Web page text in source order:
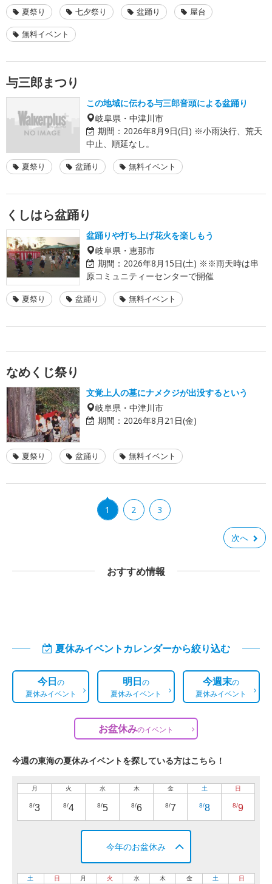
夏祭り 七夕祭り 盆踊り 屋台
無料イベント
与三郎まつり
この地域に伝わる与三郎音頭による盆踊り
岐阜県・中津川市
期間： 2026年8月9日(日) ※小雨決行、荒天
中止、順延なし。
夏祭り 盆踊り 無料イベント
くしはら盆踊り
盆踊りや打ち上げ花火を楽しもう
岐阜県・恵那市
期間： 2026年8月15日(土) ※※雨天時は串
原コミュニティーセンターで開催
夏祭り 盆踊り 無料イベント
なめくじ祭り
文覚上人の墓にナメクジが出没するという
岐阜県・中津川市
期間： 2026年8月21日(金)
夏祭り 盆踊り 無料イベント
1 2 3
次へ
おすすめ情報
夏休みイベントカレンダーから絞り込む
今日の
夏休みイベント
明日の
夏休みイベント
今週末の
夏休みイベント
お盆休みのイベント
今週の東海の夏休みイベントを探している方はこちら！
月
8/3
火
8/4
水
8/5
木
8/6
金
8/7
土
8/8
日
8/9
今年のお盆休み
土 日 月 火 水 木 金 土 日